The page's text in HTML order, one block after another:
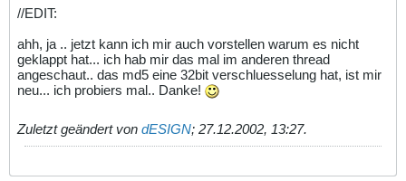
//EDIT:
ahh, ja .. jetzt kann ich mir auch vorstellen warum es nicht
geklappt hat... ich hab mir das mal im anderen thread
angeschaut.. das md5 eine 32bit verschluesselung hat, ist mir
neu... ich probiers mal.. Danke!
Zuletzt geändert von dESIGN; 27.12.2002, 13:27.